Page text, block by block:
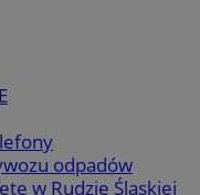
odpadów
w Rudzie Śląskiej